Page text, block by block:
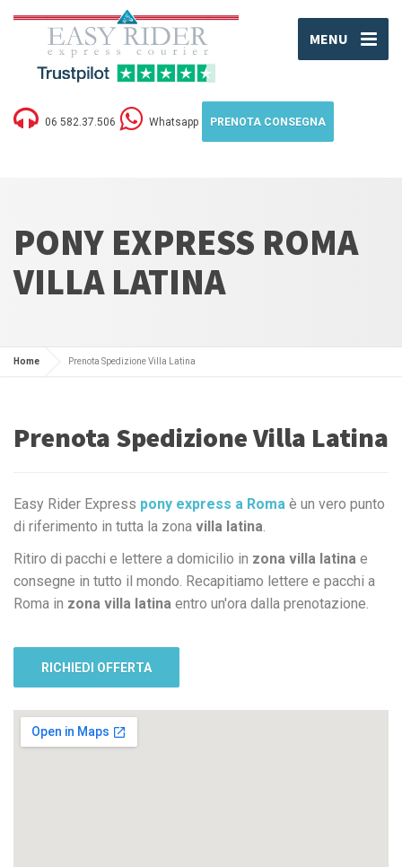
MENU
06 582.37.506 Whatsapp PRENOTA CONSEGNA
PONY EXPRESS ROMA
VILLA LATINA
Home Prenota Spedizione Villa Latina
Prenota Spedizione Villa Latina
Easy Rider Express pony express a Roma è un vero punto
di riferimento in tutta la zona villa latina.
Ritiro di pacchi e lettere a domicilio in zona villa latina e
consegne in tutto il mondo. Recapitiamo lettere e pacchi a
Roma in zona villa latina entro un'ora dalla prenotazione.
RICHIEDI OFFERTA